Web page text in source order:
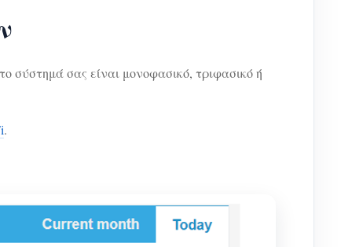
σύστημά σας είναι μονοφασικό, τριφασικό ή
.